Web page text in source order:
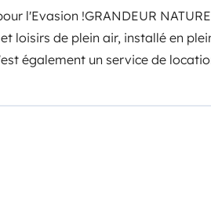
l'Evasion !GRANDEUR
loisirs de plein air, installé en
également un service de
son frigo et son chauffage